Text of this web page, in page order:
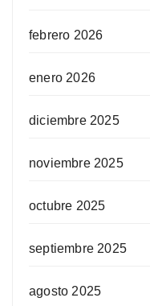
febrero 2026
enero 2026
diciembre 2025
noviembre 2025
octubre 2025
septiembre 2025
agosto 2025